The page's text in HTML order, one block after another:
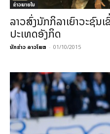
ຂ່າວພາຍ​ໃນ
ລາວສົ່ງນັກກິລາເຍົາວະຊົ
ປະເທດອັງກິດ
ນັກຂ່າວ ລາວໂພສ - 01/10/2015